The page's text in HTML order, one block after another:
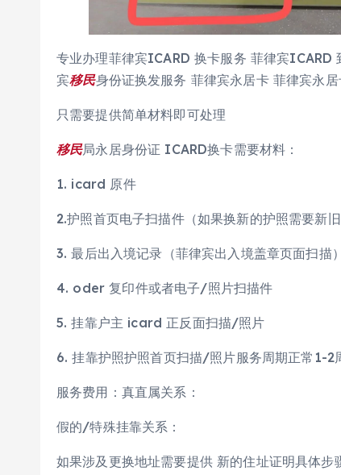
专业办理菲律宾ICARD 换卡服务 菲律宾ICARD
宾移民身份证换发服务 菲律宾永居卡 菲律宾永居
只需要提供简单材料即可处理
移民局永居身份证 ICARD换卡需要材料：
1. icard 原件
2.护照首页电子扫描件（如果换新的护照需要新旧
3. 最后出入境记录（菲律宾出入境盖章页面扫描）
4. oder 复印件或者电子/照片扫描件
5. 挂靠户主 icard 正反面扫描/照片
6. 挂靠护照护照首页扫描/照片服务周期正常1-2
服务费用：真直属关系：
假的/特殊挂靠关系：
如果涉及更换地址需要提供 新的住址证明具体步